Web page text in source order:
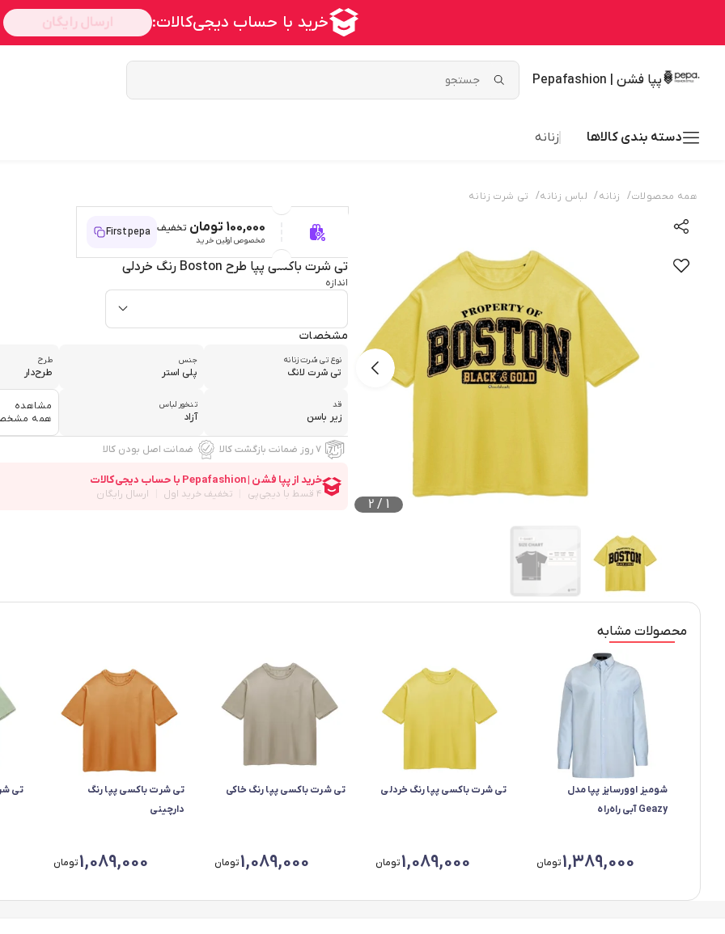
پپا فشن | Pepafashion
دسته بندی کالاها زنانه
همه محصولات/ زنانه/ لباس زنانه/ تی شرت زنانه
1
/
2
100,000 تومان تخفیف
مخصوص اولین خرید
Firstpepa
تی شرت باکسی پپا طرح Boston رنگ خردلی
اندازه
مشخصات
نوع تی شرت زنانه
تی شرت لانگ
جنس
پلی استر
طرح
طرح‌دار
قد
زیر باسن
تنخور لباس
آزاد
مشاهده
همه
۷ روز ضمانت بازگشت کالا ضمانت اصل بودن کالا
محصولات مشابه
شومیز اوورسایز پپا مدل
Geazy آبی راه‌راه
1,389,000تومان
تی شرت باکسی پپا رنگ خردلی
1,089,000تومان
تی شرت باکسی پپا رنگ خاکی
1,089,000تومان
تی شرت باکسی پپا رنگ
دارچینی
1,089,000تومان
تی